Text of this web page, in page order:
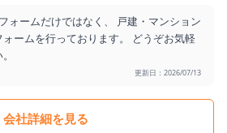
ォームだけではなく、 戸建・マンション
ームを行っております。 どうぞお気軽
更新日：2026/07/13
会社詳細を見る